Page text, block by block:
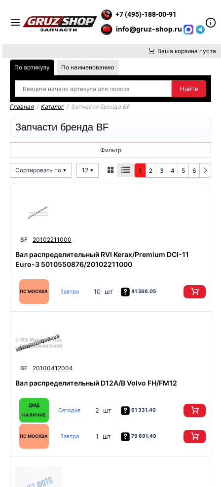
+7 (495)-188-00-91
info@gruz-shop.ru
Ваша корзина пуста
По артикулу По наименованию
Главная / Каталог / Запчасти бренда BF
Запчасти бренда BF
Фильтр
Сортировать по 12 1 2 3 4 5 6
BF 20102211000
Вал распределительный RVI Kerax/Premium DCI-11
Euro-3 5010550876/20102211000
ПС МОСКВА Завтра 10 шт 41 566.05
BF 20100412004
Вал распределительный D12A/B Volvo FH/FM12
ДМД
НАЛИЧИЕ
Сегодня 2 шт 61 331.40
ПС МОСКВА Завтра 1 шт 79 691.49